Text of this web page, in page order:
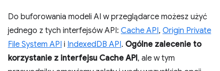
Do buforowania modeli AI w przeglądarce możesz użyć
jednego z tych interfejsów API: Cache API, Origin Private
File System API i IndexedDB API. Ogólne zalecenie to
korzystanie z interfejsu Cache API, ale w tym